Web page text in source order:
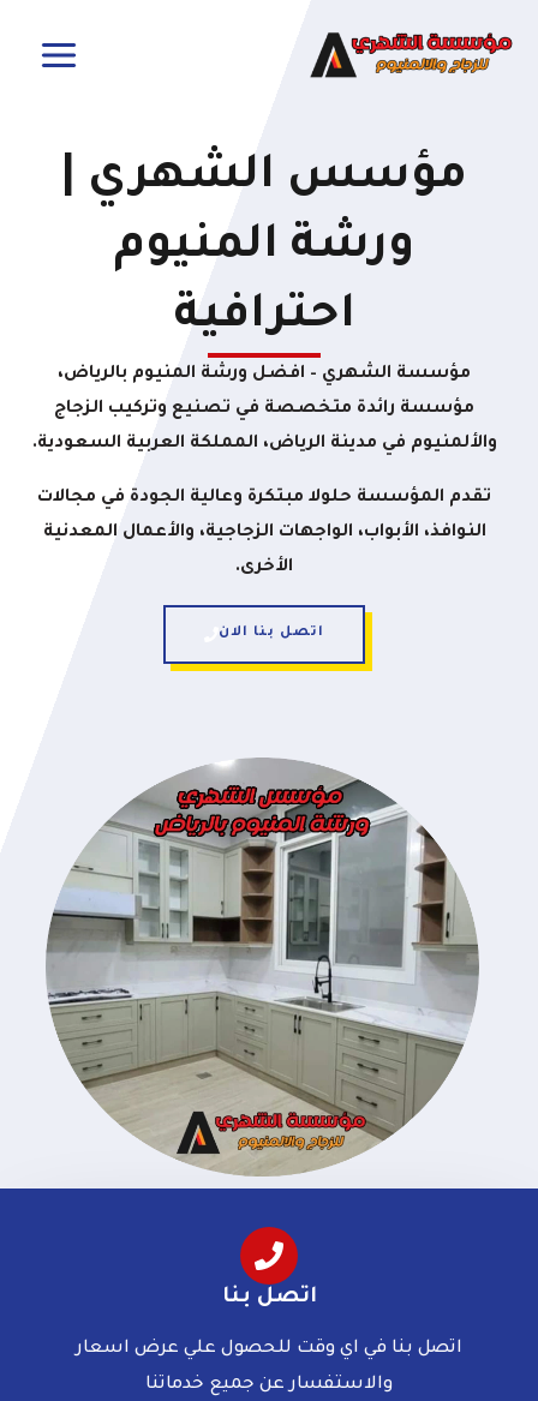
مؤسس الشهري |
ورشة المنيوم
احترافية
مؤسسة الشهري – افضل ورشة المنيوم بالرياض،
مؤسسة رائدة متخصصة في تصنيع وتركيب الزجاج
والألمنيوم في مدينة الرياض، المملكة العربية السعودية.
تقدم المؤسسة حلولا مبتكرة وعالية الجودة في مجالات
النوافذ، الأبواب، الواجهات الزجاجية، والأعمال المعدنية
الأخرى.
اتصل بنا الان
اتصل بنا
اتصل بنا في اي وقت للحصول علي عرض اسعار
والاستفسار عن جميع خدماتنا